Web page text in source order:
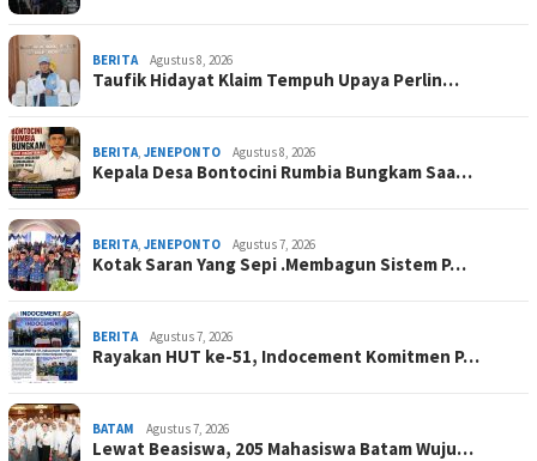
BERITA Agustus 8, 2026
Taufik Hidayat Klaim Tempuh Upaya Perlin…
BERITA JENEPONTO Agustus 8, 2026
Kepala Desa Bontocini Rumbia Bungkam Saa…
BERITA JENEPONTO Agustus 7, 2026
Kotak Saran Yang Sepi .Membagun Sistem P…
BERITA Agustus 7, 2026
Rayakan HUT ke-51, Indocement Komitmen P…
BATAM Agustus 7, 2026
Lewat Beasiswa, 205 Mahasiswa Batam Wuju…